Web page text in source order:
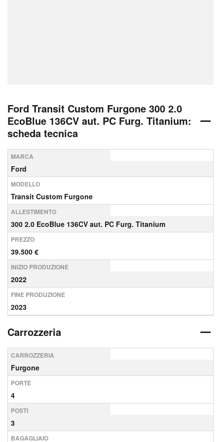
Ford Transit Custom Furgone 300 2.0
EcoBlue 136CV aut. PC Furg. Titanium:
scheda tecnica
MARCA
Ford
MODELLO
Transit Custom Furgone
ALLESTIMENTO
300 2.0 EcoBlue 136CV aut. PC Furg. Titanium
PREZZO
39.500 €
INIZIO PRODUZIONE
2022
FINE PRODUZIONE
2023
Carrozzeria
CARROZZERIA
Furgone
PORTE
4
POSTI
3
BAGAGLIAIO